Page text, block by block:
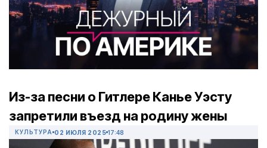
Из-за песни о Гитлере Канье Уэсту
запретили въезд на родину жены
КУЛЬТУРА 02 ИЮЛЯ 2025 17:48